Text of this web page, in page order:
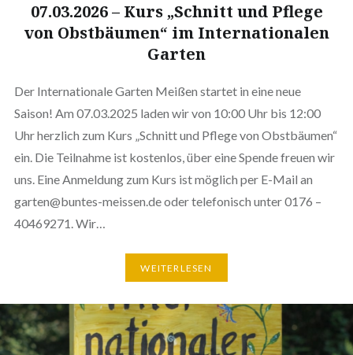
07.03.2026 – Kurs „Schnitt und Pflege
von Obstbäumen“ im Internationalen
Garten
Der Internationale Garten Meißen startet in eine neue
Saison! Am 07.03.2025 laden wir von 10:00 Uhr bis 12:00
Uhr herzlich zum Kurs „Schnitt und Pflege von Obstbäumen“
ein. Die Teilnahme ist kostenlos, über eine Spende freuen wir
uns. Eine Anmeldung zum Kurs ist möglich per E-Mail an
garten@buntes-meissen.de oder telefonisch unter 0176 –
40469271. Wir…
WEITERLESEN